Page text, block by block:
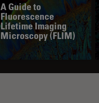
A Guide to
Fluorescence
Lifetime Imaging
Microscopy (FLIM)